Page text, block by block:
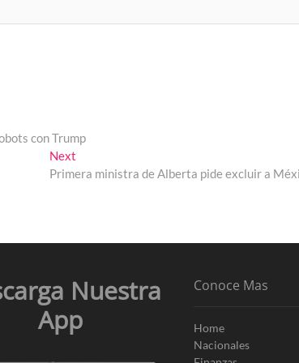
con Trump
Next
post:
Primera ministra de Alberta pide excluir a
Nuestra
App
Conoce Mas
Home
Nacionales